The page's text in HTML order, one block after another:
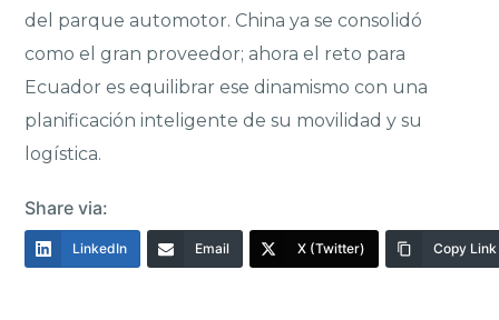
del parque automotor. China ya se consolidó
como el gran proveedor; ahora el reto para
Ecuador es equilibrar ese dinamismo con una
planificación inteligente de su movilidad y su
logística.
Share via:
LinkedIn Email X (Twitter) Copy Link